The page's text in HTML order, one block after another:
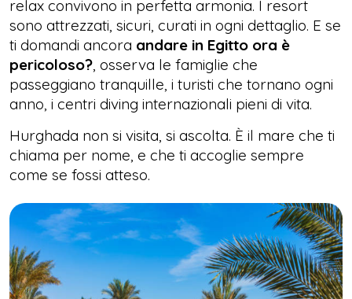
relax convivono in perfetta armonia. I resort
sono attrezzati, sicuri, curati in ogni dettaglio. E se
ti domandi ancora andare in Egitto ora è
pericoloso?, osserva le famiglie che
passeggiano tranquille, i turisti che tornano ogni
anno, i centri diving internazionali pieni di vita.
Hurghada non si visita, si ascolta. È il mare che ti
chiama per nome, e che ti accoglie sempre
come se fossi atteso.